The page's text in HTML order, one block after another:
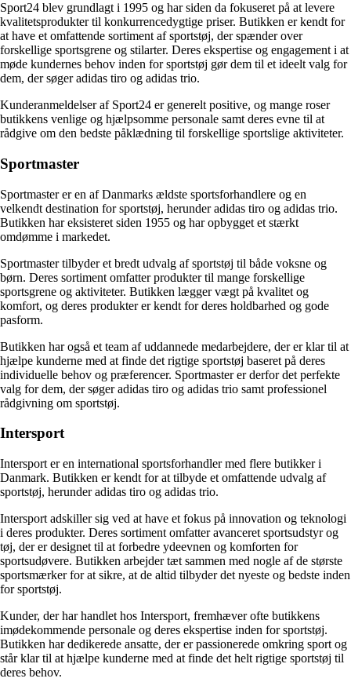
Sport24 blev grundlagt i 1995 og har siden da fokuseret på at levere
kvalitetsprodukter til konkurrencedygtige priser. Butikken er kendt for
at have et omfattende sortiment af sportstøj, der spænder over
forskellige sportsgrene og stilarter. Deres ekspertise og engagement i at
møde kundernes behov inden for sportstøj gør dem til et ideelt valg for
dem, der søger adidas tiro og adidas trio.
Kunderanmeldelser af Sport24 er generelt positive, og mange roser
butikkens venlige og hjælpsomme personale samt deres evne til at
rådgive om den bedste påklædning til forskellige sportslige aktiviteter.
Sportmaster
Sportmaster er en af Danmarks ældste sportsforhandlere og en
velkendt destination for sportstøj, herunder adidas tiro og adidas trio.
Butikken har eksisteret siden 1955 og har opbygget et stærkt
omdømme i markedet.
Sportmaster tilbyder et bredt udvalg af sportstøj til både voksne og
børn. Deres sortiment omfatter produkter til mange forskellige
sportsgrene og aktiviteter. Butikken lægger vægt på kvalitet og
komfort, og deres produkter er kendt for deres holdbarhed og gode
pasform.
Butikken har også et team af uddannede medarbejdere, der er klar til at
hjælpe kunderne med at finde det rigtige sportstøj baseret på deres
individuelle behov og præferencer. Sportmaster er derfor det perfekte
valg for dem, der søger adidas tiro og adidas trio samt professionel
rådgivning om sportstøj.
Intersport
Intersport er en international sportsforhandler med flere butikker i
Danmark. Butikken er kendt for at tilbyde et omfattende udvalg af
sportstøj, herunder adidas tiro og adidas trio.
Intersport adskiller sig ved at have et fokus på innovation og teknologi
i deres produkter. Deres sortiment omfatter avanceret sportsudstyr og
tøj, der er designet til at forbedre ydeevnen og komforten for
sportsudøvere. Butikken arbejder tæt sammen med nogle af de største
sportsmærker for at sikre, at de altid tilbyder det nyeste og bedste inden
for sportstøj.
Kunder, der har handlet hos Intersport, fremhæver ofte butikkens
imødekommende personale og deres ekspertise inden for sportstøj.
Butikken har dedikerede ansatte, der er passionerede omkring sport og
står klar til at hjælpe kunderne med at finde det helt rigtige sportstøj til
deres behov.